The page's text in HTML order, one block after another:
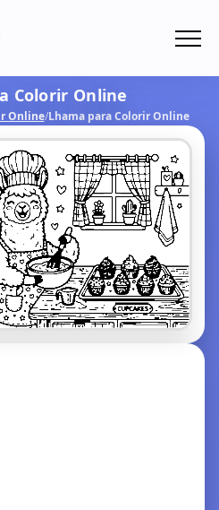
- PDF
Colorir Online
Online/Lhama para Colorir Online